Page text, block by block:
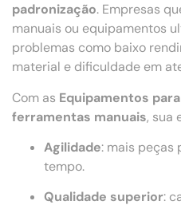
padronização. Empresas
manuais ou equipamentos
problemas como baixo
material e dificuldade em
Com as Equipamentos
ferramentas manuais, sua
Agilidade: mais peças
tempo.
Qualidade superior: